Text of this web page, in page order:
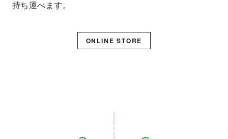
持ち運べます。
ONLINE STORE